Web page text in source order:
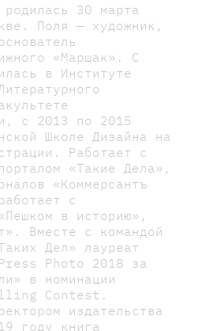
30 марта
Поля — художник,
«Маршак». С
в Институте
с 2013 по 2015
Школе Дизайна на
Работает с
«Такие Дела»,
«Коммерсантъ
с
в историю»,
Вместе с командой
Дел» лауреат
Photo 2018 за
в номинации
Contest.
издательства
году книга